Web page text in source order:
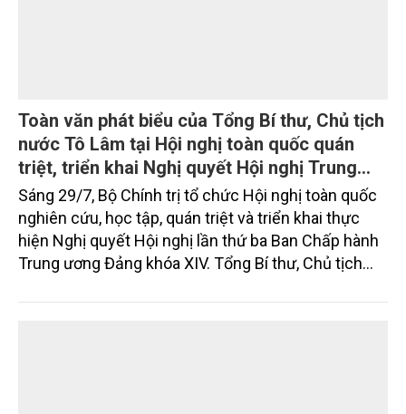
Toàn văn phát biểu của Tổng Bí thư, Chủ tịch
nước Tô Lâm tại Hội nghị toàn quốc quán
triệt, triển khai Nghị quyết Hội nghị Trung
ương 3, khóa XIV
Sáng 29/7, Bộ Chính trị tổ chức Hội nghị toàn quốc
nghiên cứu, học tập, quán triệt và triển khai thực
hiện Nghị quyết Hội nghị lần thứ ba Ban Chấp hành
Trung ương Đảng khóa XIV. Tổng Bí thư, Chủ tịch
trọng. Tạp chí Nông nghiệp và Môi trường trân trọng